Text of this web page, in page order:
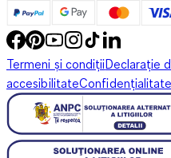
Termeni și condițiiDeclarație
accesibilitate